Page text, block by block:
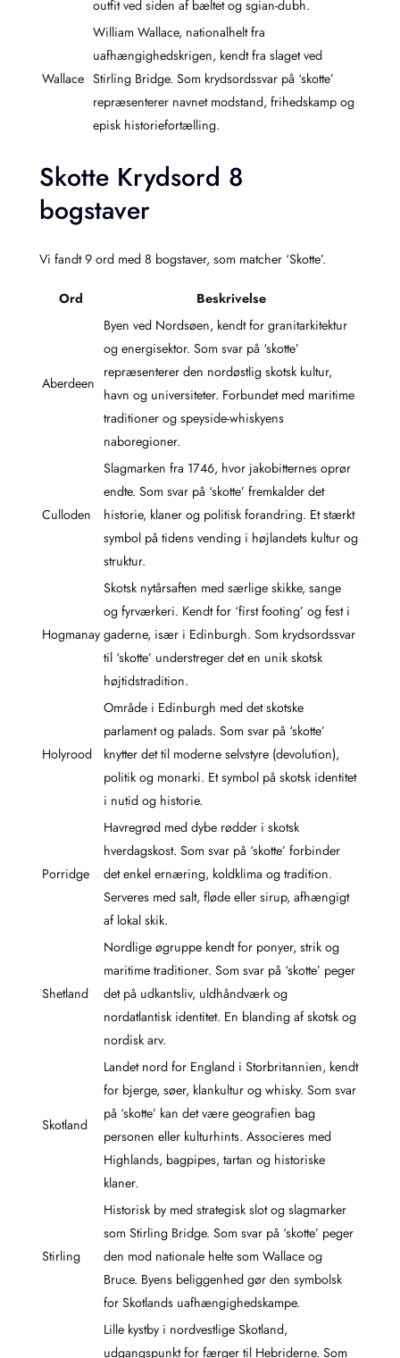
outfit ved siden af bæltet og sgian-dubh.
Wallace
William Wallace, nationalhelt fra
uafhængighedskrigen, kendt fra slaget ved
Stirling Bridge. Som krydsordssvar på ‘skotte’
repræsenterer navnet modstand, frihedskamp og
episk historiefortælling.
Skotte Krydsord 8
bogstaver
Vi fandt 9 ord med 8 bogstaver, som matcher ‘Skotte’.
Ord Beskrivelse
Aberdeen
Byen ved Nordsøen, kendt for granitarkitektur
og energisektor. Som svar på ‘skotte’
repræsenterer den nordøstlig skotsk kultur,
havn og universiteter. Forbundet med maritime
traditioner og speyside-whiskyens
naboregioner.
Culloden
Slagmarken fra 1746, hvor jakobitternes oprør
endte. Som svar på ‘skotte’ fremkalder det
historie, klaner og politisk forandring. Et stærkt
symbol på tidens vending i højlandets kultur og
struktur.
Hogmanay
Skotsk nytårsaften med særlige skikke, sange
og fyrværkeri. Kendt for ‘first footing’ og fest i
gaderne, især i Edinburgh. Som krydsordssvar
til ‘skotte’ understreger det en unik skotsk
højtidstradition.
Holyrood
Område i Edinburgh med det skotske
parlament og palads. Som svar på ‘skotte’
knytter det til moderne selvstyre (devolution),
politik og monarki. Et symbol på skotsk identitet
i nutid og historie.
Porridge
Havregrød med dybe rødder i skotsk
hverdagskost. Som svar på ‘skotte’ forbinder
det enkel ernæring, koldklima og tradition.
Serveres med salt, fløde eller sirup, afhængigt
af lokal skik.
Shetland
Nordlige øgruppe kendt for ponyer, strik og
maritime traditioner. Som svar på ‘skotte’ peger
det på udkantsliv, uldhåndværk og
nordatlantisk identitet. En blanding af skotsk og
nordisk arv.
Skotland
Landet nord for England i Storbritannien, kendt
for bjerge, søer, klankultur og whisky. Som svar
på ‘skotte’ kan det være geografien bag
personen eller kulturhints. Associeres med
Highlands, bagpipes, tartan og historiske
klaner.
Stirling
Historisk by med strategisk slot og slagmarker
som Stirling Bridge. Som svar på ‘skotte’ peger
den mod nationale helte som Wallace og
Bruce. Byens beliggenhed gør den symbolsk
for Skotlands uafhængighedskampe.
Lille kystby i nordvestlige Skotland,
udgangspunkt for færger til Hebriderne. Som